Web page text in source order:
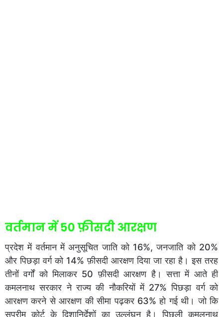
वर्तमान में 50 फ़ीसदी आरक्षण
प्रदेश में वर्तमान में अनुसूचित जाति को 16%, जनजाति को 20%
और पिछड़ा वर्ग को 14% फ़ीसदी आरक्षण दिया जा रहा है। इस तरह
तीनों वर्गों को मिलाकर 50 फ़ीसदी आरक्षण है। सत्ता में आते ही
कमलनाथ सरकार ने राज्य की नौकरियों में 27% पिछड़ा वर्ग को
आरक्षण करने से आरक्षण की सीमा पढ़कर 63% हो गई थी। जो कि
सुप्रीम कोर्ट के दिशानिर्देशों का उल्लंघन है। पिछली कमलनाथ